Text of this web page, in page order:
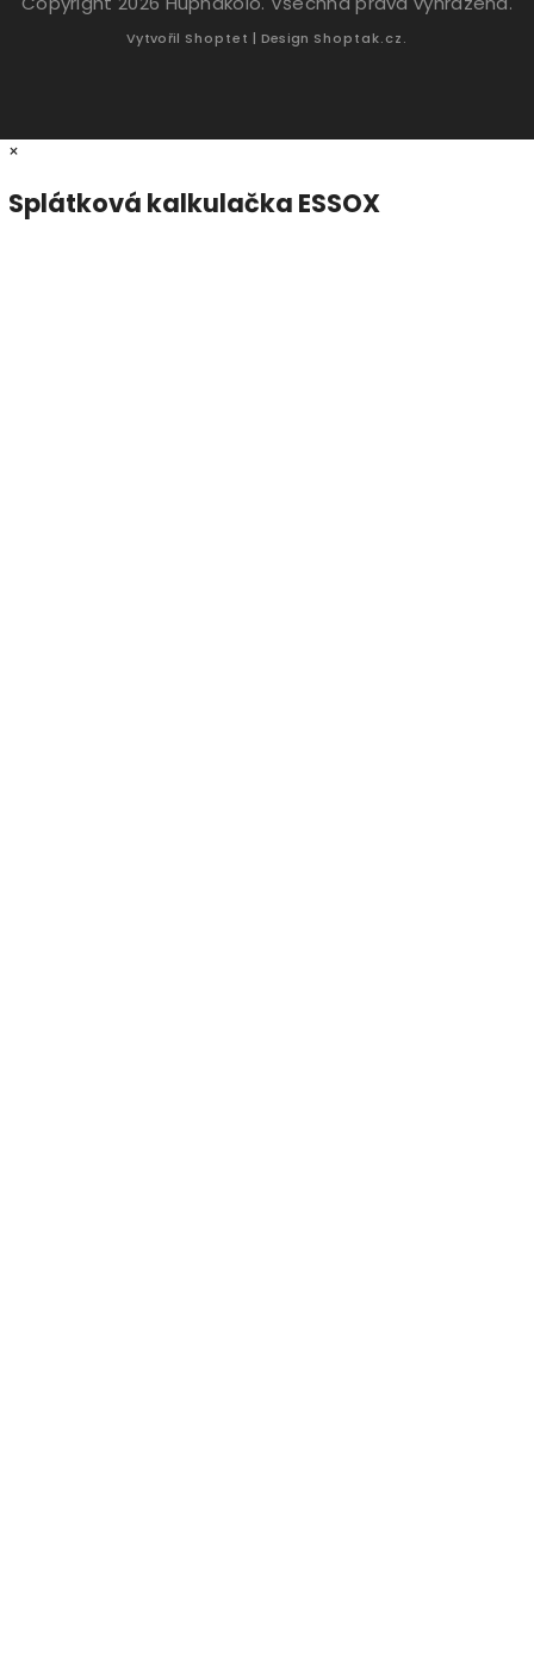
Vytvořil Shoptet | Design Shoptak.cz.
×
Splátková kalkulačka ESSOX